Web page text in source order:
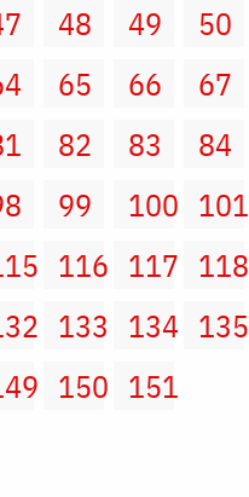
48 49 50
65 66 67
82 83 84
99 100 101
116 117 118
133 134 135
150 151